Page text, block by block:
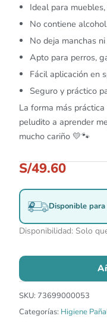
Ideal para
No contiene alcohol
No deja manchas
Apto para perros,
Fácil aplicación en
Seguro y práctico
La forma más
peludito a aprender
mucho cariño 💛🐾
S/49.60
Disponible
Disponibilidad: Solo
SKU: 73699000053
Categorías: Higiene